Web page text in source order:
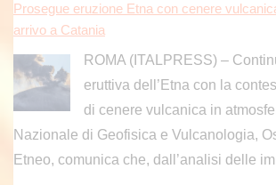
Prosegue eruzione Etna con cenere
arrivo a Catania
ROMA (ITALPRESS) –
eruttiva dell’Etna con la
di cenere vulcanica in
Nazionale di Geofisica e Vulcanologia,
Etneo, comunica che, dall’analisi delle